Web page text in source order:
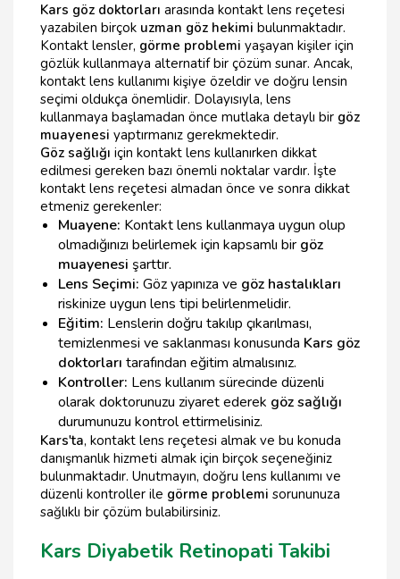
Kars göz doktorları arasında kontakt lens reçetesi
yazabilen birçok uzman göz hekimi bulunmaktadır.
Kontakt lensler, görme problemi yaşayan kişiler için
gözlük kullanmaya alternatif bir çözüm sunar. Ancak,
kontakt lens kullanımı kişiye özeldir ve doğru lensin
seçimi oldukça önemlidir. Dolayısıyla, lens
kullanmaya başlamadan önce mutlaka detaylı bir göz
muayenesi yaptırmanız gerekmektedir.
Göz sağlığı için kontakt lens kullanırken dikkat
edilmesi gereken bazı önemli noktalar vardır. İşte
kontakt lens reçetesi almadan önce ve sonra dikkat
etmeniz gerekenler:
Muayene: Kontakt lens kullanmaya uygun olup
olmadığınızı belirlemek için kapsamlı bir göz
muayenesi şarttır.
Lens Seçimi: Göz yapınıza ve göz hastalıkları
riskinize uygun lens tipi belirlenmelidir.
Eğitim: Lenslerin doğru takılıp çıkarılması,
temizlenmesi ve saklanması konusunda Kars göz
doktorları tarafından eğitim almalısınız.
Kontroller: Lens kullanım sürecinde düzenli
olarak doktorunuzu ziyaret ederek göz sağlığı
durumunuzu kontrol ettirmelisiniz.
Kars'ta, kontakt lens reçetesi almak ve bu konuda
danışmanlık hizmeti almak için birçok seçeneğiniz
bulunmaktadır. Unutmayın, doğru lens kullanımı ve
düzenli kontroller ile görme problemi sorununuza
sağlıklı bir çözüm bulabilirsiniz.
Kars Diyabetik Retinopati Takibi